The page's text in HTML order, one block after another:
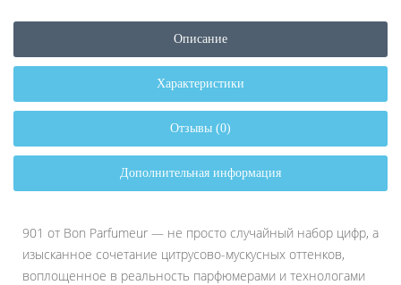
Описание
Характеристики
Отзывы (0)
Дополнительная информация
901 от Bon Parfumeur — не просто случайный набор цифр, а
изысканное сочетание цитрусово-мускусных оттенков,
воплощенное в реальность парфюмерами и технологами